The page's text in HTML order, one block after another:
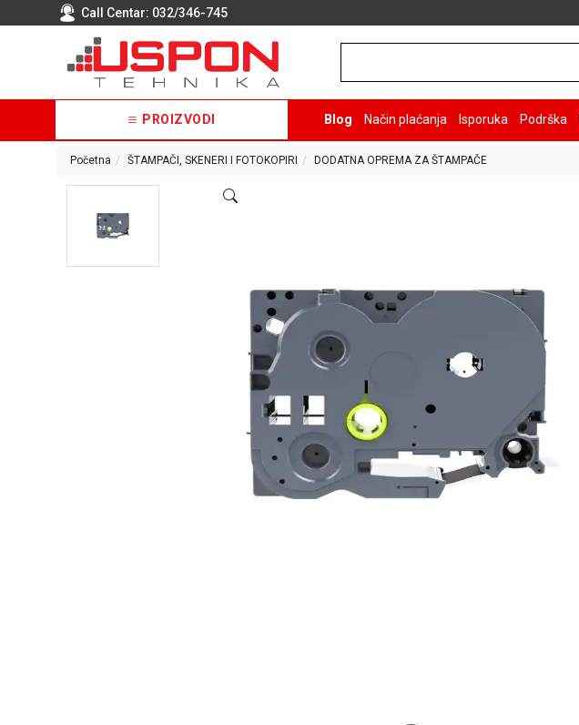
Call Centar: 032/346-745
PROIZVODI Blog Način plaćanja Isporuka Podrška
Početna ŠTAMPAČI, SKENERI I FOTOKOPIRI DODATNA OPREMA ZA ŠTAMPAČE